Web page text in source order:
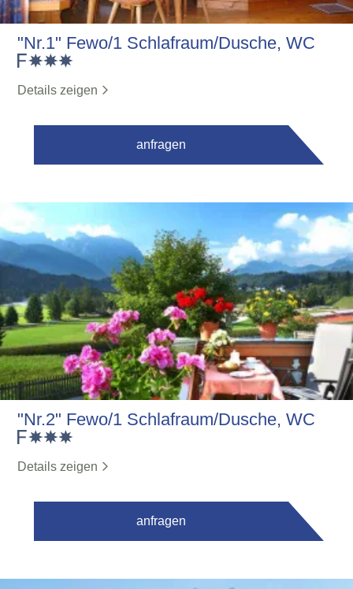
"Nr.1" Fewo/1 Schlafraum/Dusche, WC
Details zeigen
anfragen
"Nr.2" Fewo/1 Schlafraum/Dusche, WC
Details zeigen
anfragen